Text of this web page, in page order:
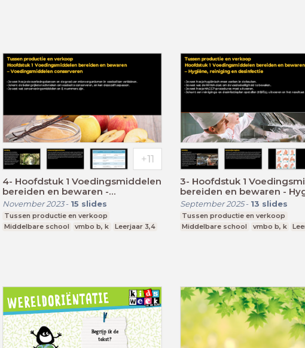
4- Hoofdstuk 1 Voedingsmiddelen
bereiden en bewaren -
Voedingsmiddelen bereiden en
bewaren
November 2023- 15 slides
Tussen productie en verkoop
Middelbare school
vmbo b, k Leerjaar 3,4
3- Hoofdstuk 1 Voedingsmiddelen
bereiden en bewaren -
reiniging en desinfectie
September 2025- 13 slides
Tussen productie en verkoop
Middelbare school
vmbo b, k